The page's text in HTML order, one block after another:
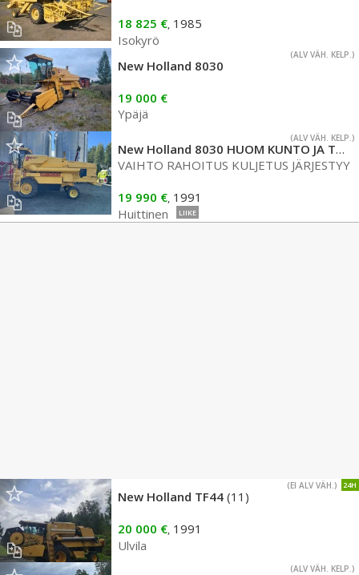
18 825 €, 1985
Isokyrö
(ALV VÄH. KELP.)
New Holland 8030
19 000 €
Ypäjä
(ALV VÄH. KELP.)
New Holland 8030 HUOM KUNTO JA TUNNIT 10 JALAN PÖYTÄ
VAIHTO RAHOITUS KULJETUS JÄRJESTYY
19 990 €, 1991
Huittinen
LIIKE
24H
(EI ALV VÄH.)
New Holland TF44 (11)
20 000 €, 1991
Ulvila
(ALV VÄH. KELP.)